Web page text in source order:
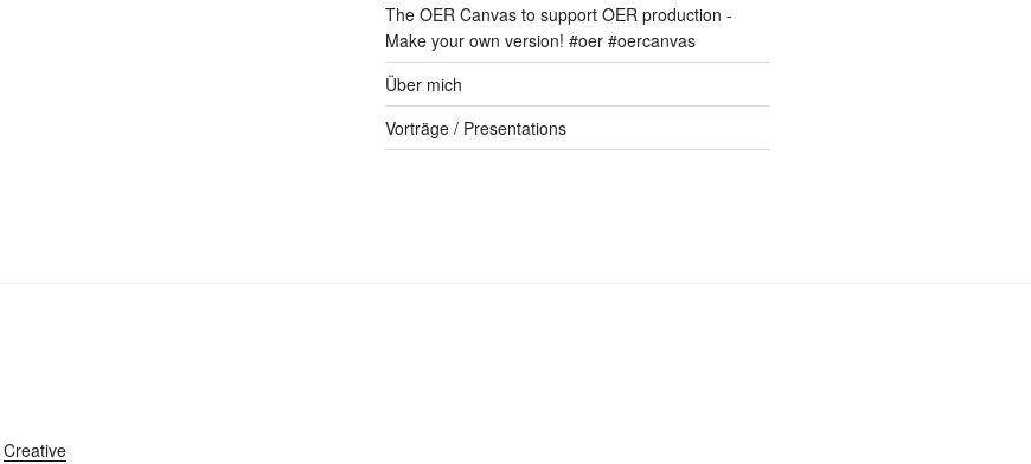
The OER Canvas to support OER production -
Make your own version! #oer #oercanvas
Über mich
Vorträge / Presentations
Creative